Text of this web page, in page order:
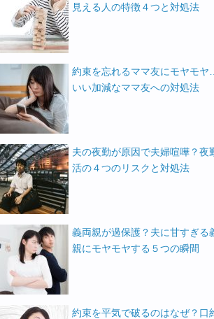
見える人の特徴４つと対処法
約束を忘れるママ友にモヤモヤ
いい加減なママ友への対処法
夫の夜勤が原因で夫婦喧嘩？夜
活の４つのリスクと対処法
義両親が過保護？夫に甘すぎる
親にモヤモヤする５つの瞬間
約束を平気で破るのはなぜ？口